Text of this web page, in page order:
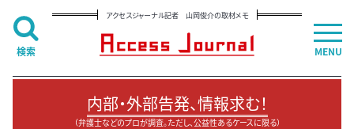
アクセスジャーナル記者 山岡俊介の取材メモ
内部・外部告発、情報求む！
（弁護士などのプロが調査。ただし、公益性あるケースに限る）
MENU
検索